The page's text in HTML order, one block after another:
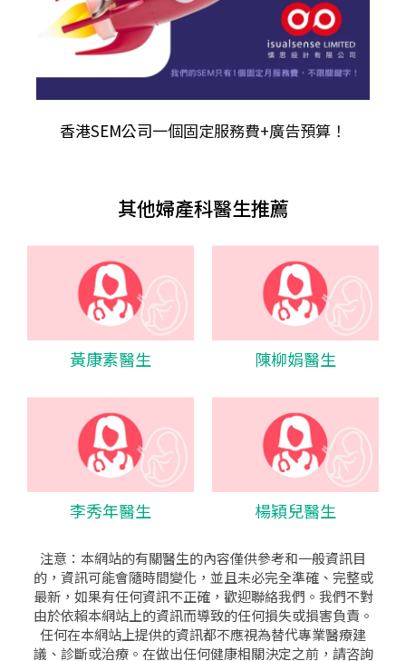
香港SEM公司一個固定服務費+廣告預算！
其他婦產科醫生推薦
黃康素醫生 陳柳娟醫生
李秀年醫生 楊穎兒醫生
注意：本網站的有關醫生的內容僅供參考和一般資訊目
的，資訊可能會隨時間變化，並且未必完全準確、完整或
最新，如果有任何資訊不正確，歡迎聯絡我們。我們不對
由於依賴本網站上的資訊而導致的任何損失或損害負責。
任何在本網站上提供的資訊都不應視為替代專業醫療建
議、診斷或治療。在做出任何健康相關決定之前，請咨詢